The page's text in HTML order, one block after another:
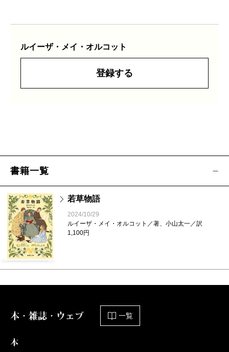
ルイーザ・メイ・オルコット
登録する
書籍一覧
若草物語
2024/10/29
ルイーザ・メイ・オルコット／著、小山太一／訳
1,100円
本・雑誌・ウェブ 一覧
本